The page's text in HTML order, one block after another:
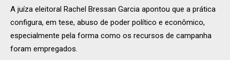
A juíza eleitoral Rachel Bressan Garcia apontou que a prática
configura, em tese, abuso de poder político e econômico,
especialmente pela forma como os recursos de campanha
foram empregados.